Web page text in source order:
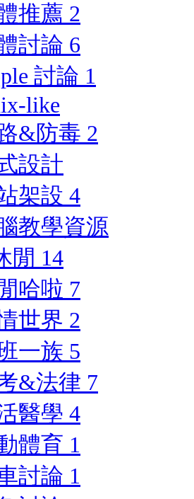
推薦 2
討論 6
討論 1
like
&防毒 2
設計
架設 4
教學資源
閒 14
哈啦 7
世界 2
一族 5
&法律 7
醫學 4
體育 1
討論 1